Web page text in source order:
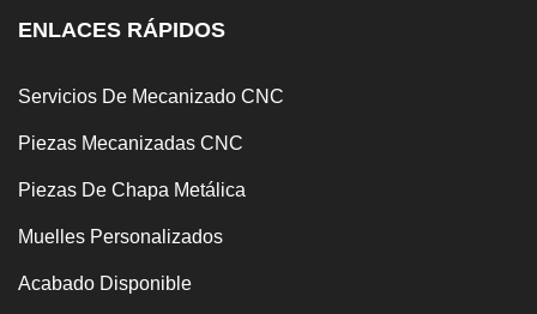
ENLACES RÁPIDOS
Servicios De Mecanizado CNC
Piezas Mecanizadas CNC
Piezas De Chapa Metálica
Muelles Personalizados
Acabado Disponible